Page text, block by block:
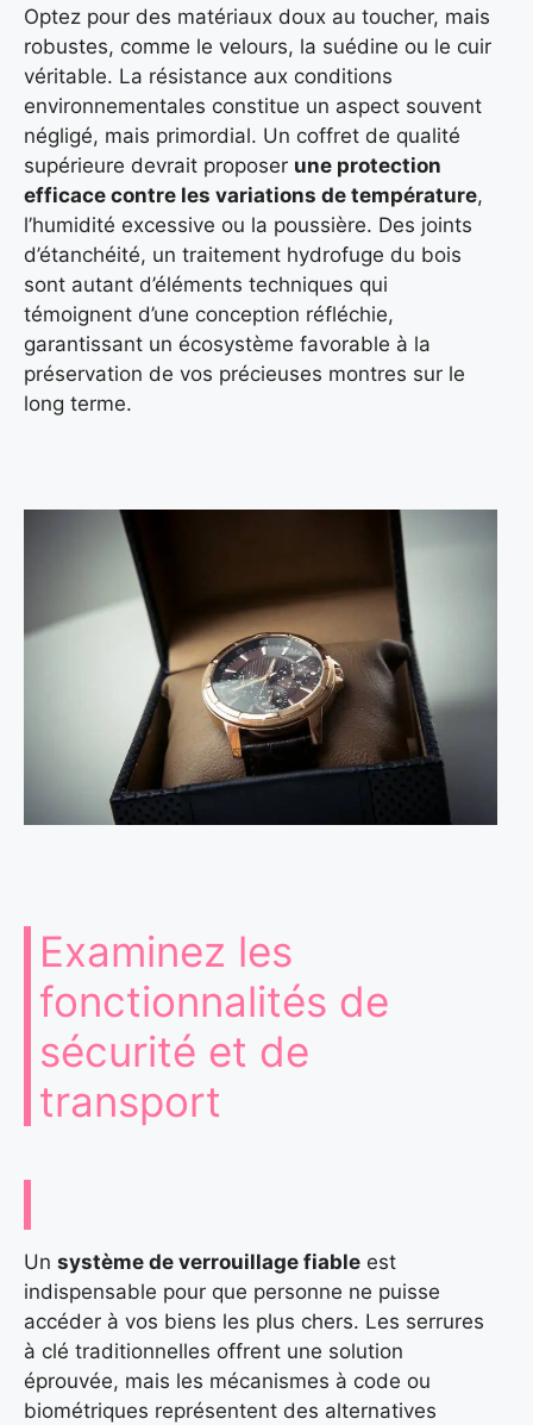
Optez pour des matériaux doux au toucher, mais
robustes, comme le velours, la suédine ou le cuir
véritable. La résistance aux conditions
environnementales constitue un aspect souvent
négligé, mais primordial. Un coffret de qualité
supérieure devrait proposer une protection
efficace contre les variations de température,
l’humidité excessive ou la poussière. Des joints
d’étanchéité, un traitement hydrofuge du bois
sont autant d’éléments techniques qui
témoignent d’une conception réfléchie,
garantissant un écosystème favorable à la
préservation de vos précieuses montres sur le
long terme.
Examinez les
fonctionnalités de
sécurité et de
transport
Un système de verrouillage fiable est
indispensable pour que personne ne puisse
accéder à vos biens les plus chers. Les serrures
à clé traditionnelles offrent une solution
éprouvée, mais les mécanismes à code ou
biométriques représentent des alternatives